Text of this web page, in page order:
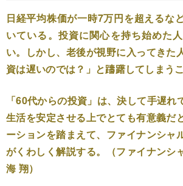
日経平均株価が一時7万円を超えるな
いている。投資に関心を持ち始めた
い。しかし、老後が視野に入ってきた
資は遅いのでは？」と躊躇してしまう
「60代からの投資」は、決して手遅れ
生活を安定させる上でとても有意義だ
ーションを踏まえて、ファイナンシャ
がくわしく解説する。（ファイナン
海 翔）